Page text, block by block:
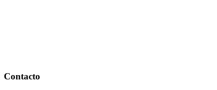
Footer
Contacto